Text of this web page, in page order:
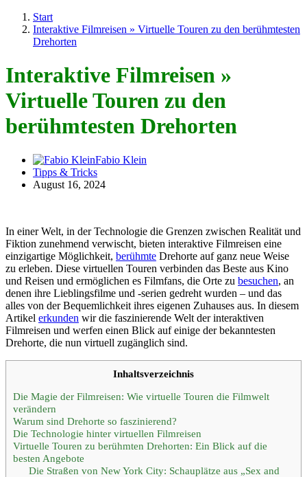
Start
Interaktive Filmreisen » Virtuelle Touren zu den berühmtesten
Drehorten
Interaktive Filmreisen »
Virtuelle Touren zu den
berühmtesten Drehorten
Fabio Klein
Tipps & Tricks
August 16, 2024
In einer Welt, in der Technologie die Grenzen zwischen Realität und
Fiktion zunehmend verwischt, bieten interaktive Filmreisen eine
einzigartige Möglichkeit, berühmte Drehorte auf ganz neue Weise
zu erleben. Diese virtuellen Touren verbinden das Beste aus Kino
und Reisen und ermöglichen es Filmfans, die Orte zu besuchen, an
denen ihre Lieblingsfilme und -serien gedreht wurden – und das
alles von der Bequemlichkeit ihres eigenen Zuhauses aus. In diesem
Artikel erkunden wir die faszinierende Welt der interaktiven
Filmreisen und werfen einen Blick auf einige der bekanntesten
Drehorte, die nun virtuell zugänglich sind.
Inhaltsverzeichnis
Die Magie der Filmreisen: Wie virtuelle Touren die Filmwelt
verändern
Warum sind Drehorte so faszinierend?
Die Technologie hinter virtuellen Filmreisen
Virtuelle Touren zu berühmten Drehorten: Ein Blick auf die
besten Angebote
Die Straßen von New York City: Schauplätze aus „Sex and